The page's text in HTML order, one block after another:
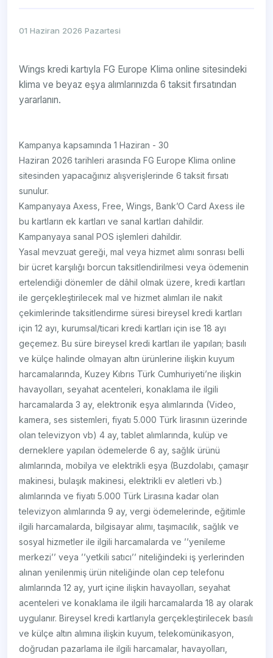
01 Haziran 2026 Pazartesi
Wings kredi kartıyla FG Europe Klima online sitesindeki
klima ve beyaz eşya alımlarınızda 6 taksit fırsatından
yararlanın.
Kampanya kapsamında 1 Haziran - 30
Haziran 2026 tarihleri arasında FG Europe Klima online
sitesinden yapacağınız alışverişlerinde 6 taksit fırsatı
sunulur.
Kampanyaya Axess, Free, Wings, Bank’O Card Axess ile
bu kartların ek kartları ve sanal kartları dahildir.
Kampanyaya sanal POS işlemleri dahildir.
Yasal mevzuat gereği, mal veya hizmet alımı sonrası belli
bir ücret karşılığı borcun taksitlendirilmesi veya ödemenin
ertelendiği dönemler de dâhil olmak üzere, kredi kartları
ile gerçekleştirilecek mal ve hizmet alımları ile nakit
çekimlerinde taksitlendirme süresi bireysel kredi kartları
için 12 ayı, kurumsal/ticari kredi kartları için ise 18 ayı
geçemez. Bu süre bireysel kredi kartları ile yapılan; basılı
ve külçe halinde olmayan altın ürünlerine ilişkin kuyum
harcamalarında, Kuzey Kıbrıs Türk Cumhuriyeti’ne ilişkin
havayolları, seyahat acenteleri, konaklama ile ilgili
harcamalarda 3 ay, elektronik eşya alımlarında (Video,
kamera, ses sistemleri, fiyatı 5.000 Türk lirasının üzerinde
olan televizyon vb) 4 ay, tablet alımlarında, kulüp ve
derneklere yapılan ödemelerde 6 ay, sağlık ürünü
alımlarında, mobilya ve elektrikli eşya (Buzdolabı, çamaşır
makinesi, bulaşık makinesi, elektrikli ev aletleri vb.)
alımlarında ve fiyatı 5.000 Türk Lirasına kadar olan
televizyon alımlarında 9 ay, vergi ödemelerinde, eğitimle
ilgili harcamalarda, bilgisayar alımı, taşımacılık, sağlık ve
sosyal hizmetler ile ilgili harcamalarda ve ’’yenileme
merkezi’’ veya ’’yetkili satıcı’’ niteliğindeki iş yerlerinden
alınan yenilenmiş ürün niteliğinde olan cep telefonu
alımlarında 12 ay, yurt içine ilişkin havayolları, seyahat
acenteleri ve konaklama ile ilgili harcamalarda 18 ay olarak
uygulanır. Bireysel kredi kartlarıyla gerçekleştirilecek basılı
ve külçe altın alımına ilişkin kuyum, telekomünikasyon,
doğrudan pazarlama ile ilgili harcamalar, havayolları,